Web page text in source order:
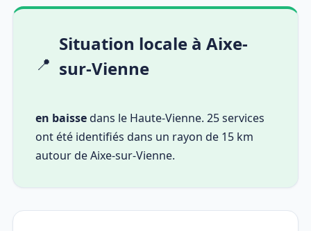
📍
Situation locale à Aixe-
sur-Vienne
en baissedans le Haute-Vienne. 25 services
ont été identifiés dans un rayon de 15 km
autour de Aixe-sur-Vienne.